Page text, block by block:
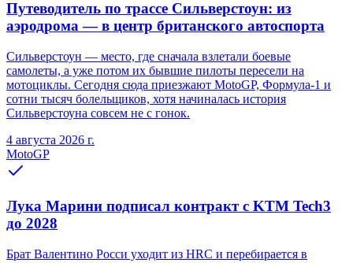
Путеводитель по трассе Сильверстоун: из
аэродрома — в центр британского автоспорта
Сильверстоун — место, где сначала взлетали боевые
самолеты, а уже потом их бывшие пилоты пересели на
мотоциклы. Сегодня сюда приезжают MotoGP, Формула-1 и
сотни тысяч болельщиков, хотя начиналась история
Сильверстоуна совсем не с гонок.
4 августа 2026 г.
MotoGP
Лука Марини подписал контракт с KTM Tech3
до 2028
Брат Валентино Росси уходит из HRC и перебирается в